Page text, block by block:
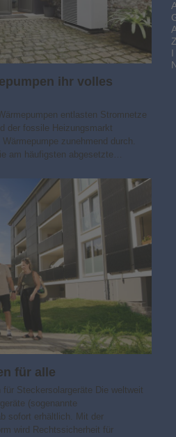
ihr volles
entlasten Stromnetze
der fossile Heizungsmarkt
zunehmend durch.
am häufigsten abgesetzte…
für alle
für Steckersolargeräte Die weltweit
(sogenannte
sofort erhältlich. Mit der
wird Rechtssicherheit für
I